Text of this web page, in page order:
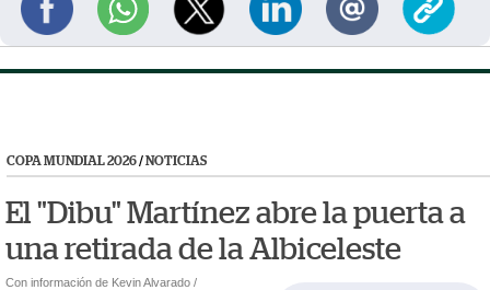
COPA MUNDIAL 2026/NOTICIAS
El "Dibu" Martínez abre la puerta a
una retirada de la Albiceleste
Con información de Kevin Alvarado /